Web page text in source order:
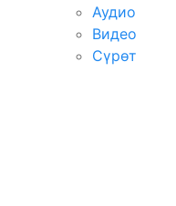
Аудио
Видео
Сүрөт